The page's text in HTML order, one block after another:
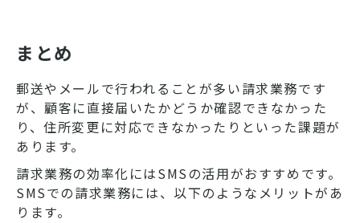
まとめ
郵送やメールで行われることが多い請求業務です
が、顧客に直接届いたかどうか確認できなかった
り、住所変更に対応できなかったりといった課題が
あります。
請求業務の効率化にはSMSの活用がおすすめです。
SMSでの請求業務には、以下のようなメリットがあ
ります。